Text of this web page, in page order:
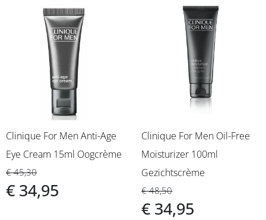
Clinique For Men Anti-Age
Eye Cream 15ml Oogcrème
€ 45,30
€ 34,95
Clinique For Men Oil-Free
Moisturizer 100ml
Gezichtscrème
€ 48,50
€ 34,95